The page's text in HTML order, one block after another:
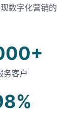
数字化营销的
务客户